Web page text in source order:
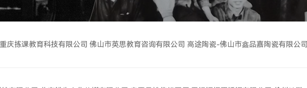
重庆拣课教育科技有限公司 佛山市英思教育咨询有限公司 高途陶瓷-佛山市鑫品嘉陶瓷有限公司